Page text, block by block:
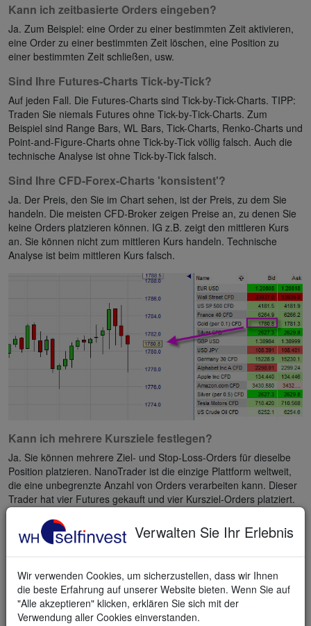
Kann ich zeitbasierte Orders eingeben?
Ja. Zum Beispiel: eine Order zu einer bestimmten Zeit aktivieren,
eine Order zu einer bestimmten Zeit löschen, eine Position zu
einer bestimmten Zeit schließen, usw.
Sind Ihre Futures-Charts Tick-by-Tick?
Auf jeden Fall. Die Futures-Charts sind Tick-by-Tick-Charts. TIPP:
Traden Sie niemals Futures ohne Tick-by-Tick-Charts. Zum
Beispiel sind Range Bars, WL Bars, Tick-Charts, Renko-Charts und
Point-and-Figure-Charts ohne Tick-by-Tick völlig falsch. Auch die
technische Analyse ist ohne Tick-by-Tick falsch.
Sind Ihre CFD-Forex-Charts 'konsistent'?
Ja. Der Preis, den Sie im Chart sehen, ist der Preis, zu dem Sie
handeln. Die meisten CFD-Broker zeigen Preise an, zu denen Sie
keine Orders platzieren können. IG z.B. zeigt den mittleren Kurs
an. Sie können nicht zum mittleren Kurs handeln. Technische
Analyse ist beim mittleren Kurs falsch.
Kann ich mehrere Kursziele festlegen?
Ja. Sie können mehrere Ziel- und Stop-Loss-Orders für dieselbe
Position platzieren. NanoTrader ist die einzige Plattform weltweit,
die eine unbegrenzte Anzahl von Orders verarbeiten kann. Dieser
Trader hat vier Futures gekauft und vier Kursziel-Orders platziert.
Eine wurde erreicht, drei bleiben noch offen.
Verwalten Sie Ihr Erlebnis
Wir verwenden Cookies, um sicherzustellen, dass wir Ihnen
die beste Erfahrung auf unserer Website bieten. Wenn Sie auf
"Alle akzeptieren" klicken, erklären Sie sich mit der
Verwendung aller Cookies einverstanden.